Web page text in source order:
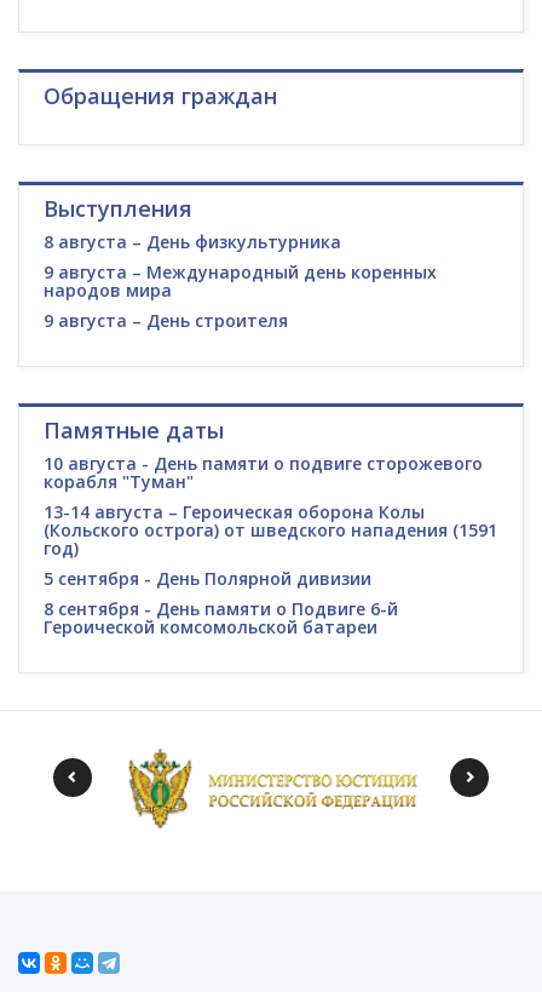
Обращения граждан
Выступления
8 августа – День физкультурника
9 августа – Международный день коренных
народов мира
9 августа – День строителя
Памятные даты
10 августа - День памяти о подвиге сторожевого
корабля "Туман"
13-14 августа – Героическая оборона Колы
(Кольского острога) от шведского нападения (1591
год)
5 сентября - День Полярной дивизии
8 сентября - День памяти о Подвиге 6-й
Героической комсомольской батареи